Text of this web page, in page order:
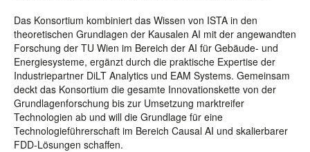
Das Konsortium kombiniert das Wissen von ISTA in den
theoretischen Grundlagen der Kausalen AI mit der angewandten
Forschung der TU Wien im Bereich der AI für Gebäude- und
Energiesysteme, ergänzt durch die praktische Expertise der
Industriepartner DiLT Analytics und EAM Systems. Gemeinsam
deckt das Konsortium die gesamte Innovationskette von der
Grundlagenforschung bis zur Umsetzung marktreifer
Technologien ab und will die Grundlage für eine
Technologieführerschaft im Bereich Causal AI und skalierbarer
FDD-Lösungen schaffen.